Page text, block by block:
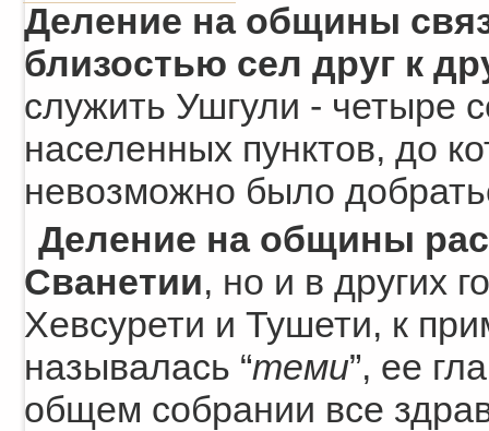
Деление на общины
близостью сел друг к
служить Ушгули - четыре
населенных пунктов, до
невозможно было
Деление на общины
Сванетии, но и в других
Хевсурети и Тушети, к
называлась “теми”, ее
общем собрании все